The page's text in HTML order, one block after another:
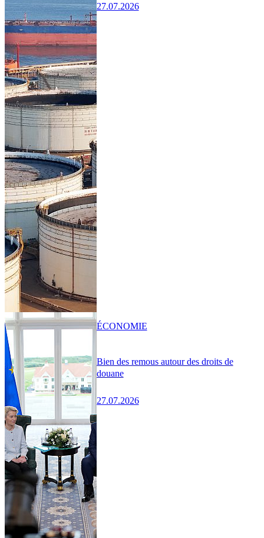
27.07.2026
Bien des remous autour des droits de
douane
27.07.2026
ÉCONOMIE